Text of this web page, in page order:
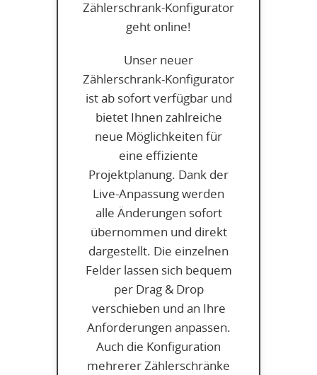
Zählerschrank-Konfigurator
geht online!
Unser neuer
Zählerschrank-Konfigurator
ist ab sofort verfügbar und
bietet Ihnen zahlreiche
neue Möglichkeiten für
eine effiziente
Projektplanung. Dank der
Live-Anpassung werden
alle Änderungen sofort
übernommen und direkt
dargestellt. Die einzelnen
Felder lassen sich bequem
per Drag & Drop
verschieben und an Ihre
Anforderungen anpassen.
Auch die Konfiguration
mehrerer Zählerschränke